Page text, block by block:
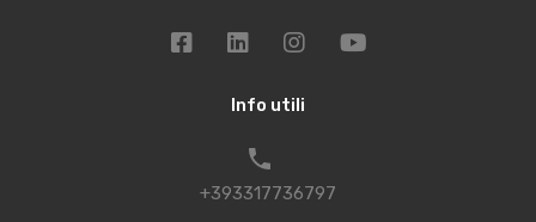
Info utili
+393317736797